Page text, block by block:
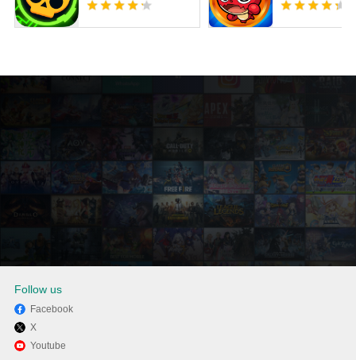
MEmuを使用してPCでこおり鬼
Follow us
Facebook
X
Youtube